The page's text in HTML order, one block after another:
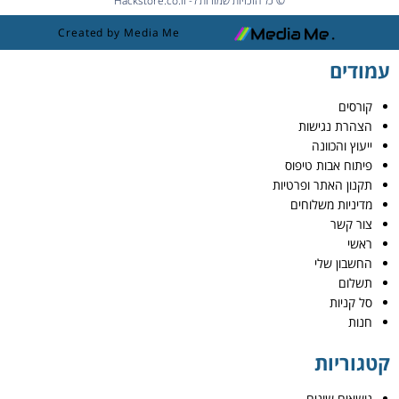
Created by Media Me
עמודים
קורסים
הצהרת נגישות
ייעוץ והכוונה
פיתוח אבות טיפוס
תקנון האתר ופרטיות
מדיניות משלוחים
צור קשר
ראשי
החשבון שלי
תשלום
סל קניות
חנות
קטגוריות